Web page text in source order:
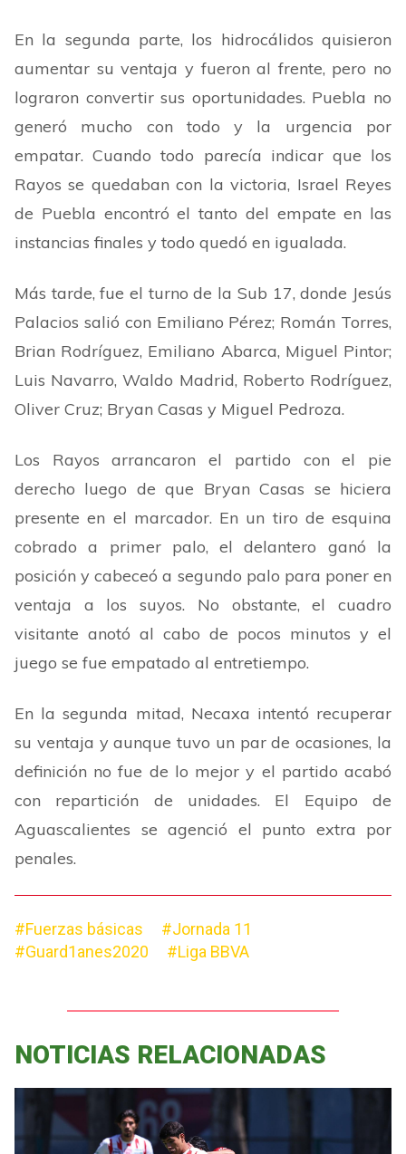
En la segunda parte, los hidrocálidos quisieron
aumentar su ventaja y fueron al frente, pero no
lograron convertir sus oportunidades. Puebla no
generó mucho con todo y la urgencia por
empatar. Cuando todo parecía indicar que los
Rayos se quedaban con la victoria, Israel Reyes
de Puebla encontró el tanto del empate en las
instancias finales y todo quedó en igualada.
Más tarde, fue el turno de la Sub 17, donde Jesús
Palacios salió con Emiliano Pérez; Román Torres,
Brian Rodríguez, Emiliano Abarca, Miguel Pintor;
Luis Navarro, Waldo Madrid, Roberto Rodríguez,
Oliver Cruz; Bryan Casas y Miguel Pedroza.
Los Rayos arrancaron el partido con el pie
derecho luego de que Bryan Casas se hiciera
presente en el marcador. En un tiro de esquina
cobrado a primer palo, el delantero ganó la
posición y cabeceó a segundo palo para poner en
ventaja a los suyos. No obstante, el cuadro
visitante anotó al cabo de pocos minutos y el
juego se fue empatado al entretiempo.
En la segunda mitad, Necaxa intentó recuperar
su ventaja y aunque tuvo un par de ocasiones, la
definición no fue de lo mejor y el partido acabó
con repartición de unidades. El Equipo de
Aguascalientes se agenció el punto extra por
penales.
#Fuerzas básicas
#Jornada 11
#Guard1anes2020
#Liga BBVA
NOTICIAS RELACIONADAS